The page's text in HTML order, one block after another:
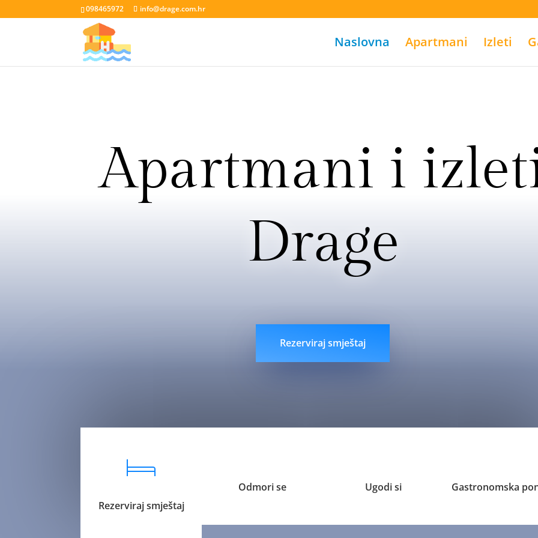
098465972 info@drage.com.hr
Naslovna Apartmani Izleti
Apartmani i
Drage
Rezerviraj smještaj
Rezerviraj smještaj
Odmori se Ugodi si Gastronomska